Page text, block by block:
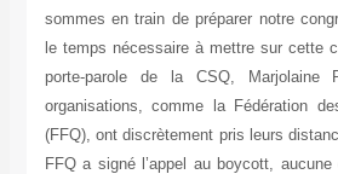
sommes en train de préparer notre
le temps nécessaire à mettre sur cette
porte-parole de la CSQ, Marjolaine
organisations, comme la Fédération
(FFQ), ont discrètement pris leurs
FFQ a signé l’appel au boycott,